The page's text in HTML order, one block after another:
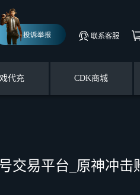
联系客服
代充 CDK商城
交易平台_原神冲